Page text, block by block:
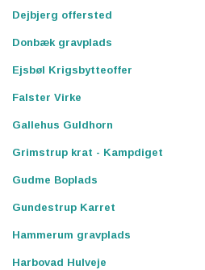
Dejbjerg offersted
Donbæk gravplads
Ejsbøl Krigsbytteoffer
Falster Virke
Gallehus Guldhorn
Grimstrup krat - Kampdiget
Gudme Boplads
Gundestrup Karret
Hammerum gravplads
Harbovad Hulveje